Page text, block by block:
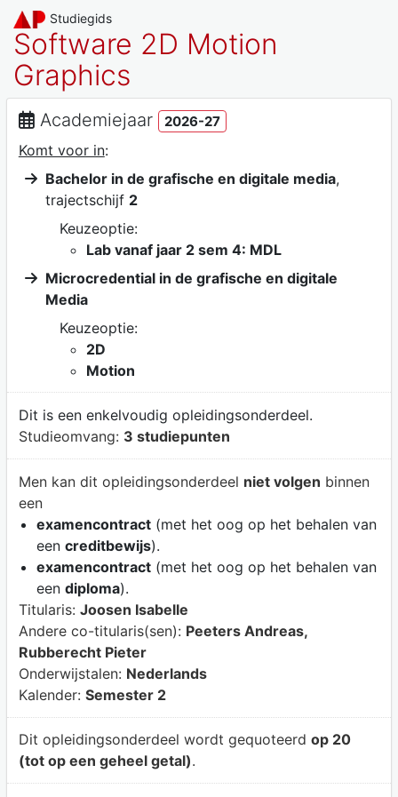
Studiegids
Software 2D Motion
Graphics
Academiejaar 2026-27
Komt voor in:
Bachelor in de grafische en digitale media,
trajectschijf 2
Keuzeoptie:
Lab vanaf jaar 2 sem 4: MDL
Microcredential in de grafische en digitale
Media
Keuzeoptie:
2D
Motion
Dit is een enkelvoudig opleidingsonderdeel.
Studieomvang: 3 studiepunten
Men kan dit opleidingsonderdeel niet volgen binnen
een
examencontract(met het oog op het behalen van
een creditbewijs).
examencontract(met het oog op het behalen van
een diploma).
Titularis: Joosen Isabelle
Andere co-titularis(sen): Peeters Andreas,
Rubberecht Pieter
Onderwijstalen: Nederlands
Kalender: Semester 2
Dit opleidingsonderdeel wordt gequoteerd op 20
(tot op een geheel getal).